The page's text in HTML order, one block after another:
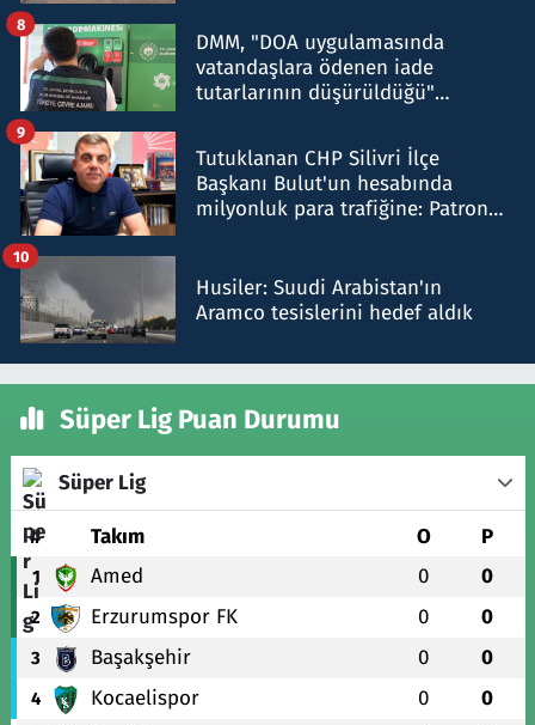
DMM, "DOA uygulamasında
vatandaşlara ödenen iade
tutarlarının düşürüldüğü"
8
Tutuklanan CHP Silivri İlçe
Başkanı Bulut'un hesabında
milyonluk para trafiğine: Patron
9
Husiler: Suudi Arabistan'ın
Aramco tesislerini hedef aldık
10
Süper Lig Puan Durumu
Süper Lig
# Takım O P
1 Amed 0 0
2 Erzurumspor FK 0 0
3 Başakşehir 0 0
4 Kocaelispor 0 0